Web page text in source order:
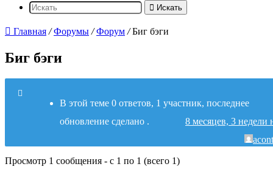
Искать
Главная / Форумы / Форум / Биг бэги
Биг бэги
В этой теме 0 ответов, 1 участник, последнее
обновление
8 месяцев, 3 недели
сделано .
Просмотр 1 сообщения - с 1 по 1 (всего 1)